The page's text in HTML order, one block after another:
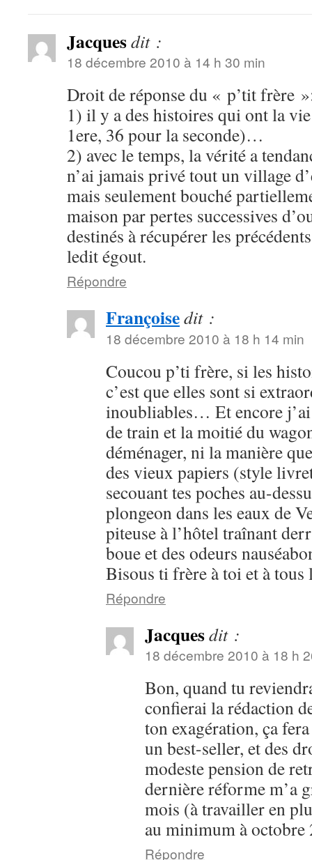
Jacquesdit :
18 décembre 2010 à 14 h 30 min
Droit de réponse du « p’tit frère
1) il y a des histoires qui ont la
1ere, 36 pour la seconde)…
2) avec le temps, la vérité a
n’ai jamais privé tout un village
mais seulement bouché
maison par pertes successives
destinés à récupérer les
ledit égout.
Répondre
Françoisedit :
18 décembre 2010 à 18 h 14 min
Coucou p’ti frère, si les
c’est que elles sont si
inoubliables… Et encore
de train et la moitié du
déménager, ni la manière
des vieux papiers (style
secouant tes poches au-
plongeon dans les eaux de
piteuse à l’hôtel traînant
boue et des odeurs
Bisous ti frère à toi et à tous
Répondre
Jacquesdit :
18 décembre 2010 à 18 h
Bon, quand tu
confierai la rédaction
ton exagération, ça
un best-seller, et des
modeste pension de
dernière réforme m’a
mois (à travailler en
au minimum à octobre
Répondre